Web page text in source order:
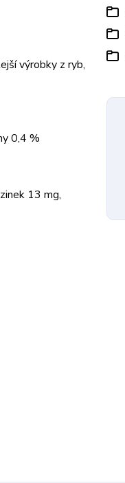
výrobky z ryb,
0,4 %
13 mg,